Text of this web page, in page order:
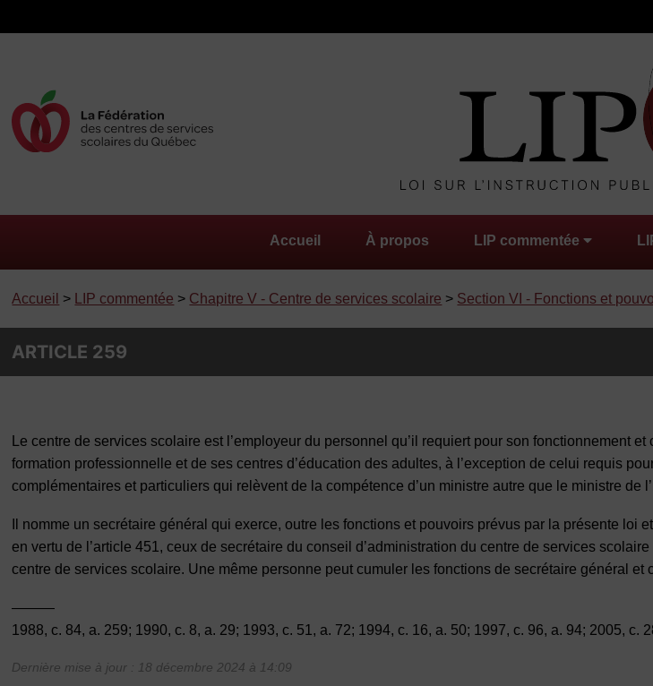
Accueil À propos LIP commentée
Accueil > LIP commentée > Chapitre V - Centre de services scolaire > Section VI - Fonctions et
ARTICLE 259
Le centre de services scolaire est l’employeur du personnel qu’il requiert pour son fonctionnement
formation professionnelle et de ses centres d’éducation des adultes, à l’exception de celui requis
complémentaires et particuliers qui relèvent de la compétence d’un ministre autre que le ministre de
Il nomme un secrétaire général qui exerce, outre les fonctions et pouvoirs prévus par la présente loi
en vertu de l’article 451, ceux de secrétaire du conseil d’administration du centre de services
centre de services scolaire. Une même personne peut cumuler les fonctions de secrétaire général et
———
1988, c. 84, a. 259; 1990, c. 8, a. 29; 1993, c. 51, a. 72; 1994, c. 16, a. 50; 1997, c. 96, a. 94; 2005, c.
Dernière mise à jour : 18 décembre 2024 à 14:09